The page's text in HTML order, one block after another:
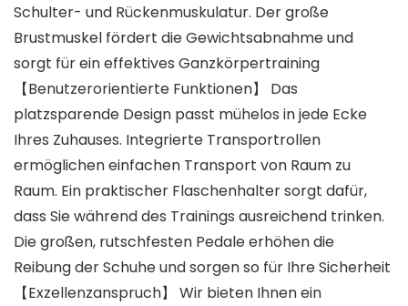
Schulter- und Rückenmuskulatur. Der große
Brustmuskel fördert die Gewichtsabnahme und
sorgt für ein effektives Ganzkörpertraining
【Benutzerorientierte Funktionen】 Das
platzsparende Design passt mühelos in jede Ecke
Ihres Zuhauses. Integrierte Transportrollen
ermöglichen einfachen Transport von Raum zu
Raum. Ein praktischer Flaschenhalter sorgt dafür,
dass Sie während des Trainings ausreichend trinken.
Die großen, rutschfesten Pedale erhöhen die
Reibung der Schuhe und sorgen so für Ihre Sicherheit
【Exzellenzanspruch】 Wir bieten Ihnen ein